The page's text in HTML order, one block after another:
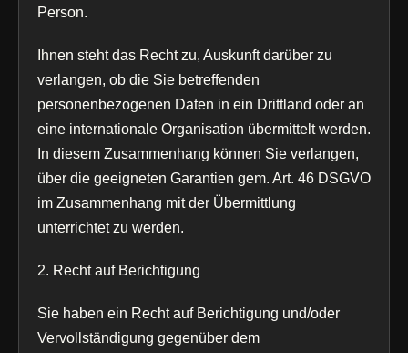
Person.
Ihnen steht das Recht zu, Auskunft darüber zu
verlangen, ob die Sie betreffenden
personenbezogenen Daten in ein Drittland oder an
eine internationale Organisation übermittelt werden.
In diesem Zusammenhang können Sie verlangen,
über die geeigneten Garantien gem. Art. 46 DSGVO
im Zusammenhang mit der Übermittlung
unterrichtet zu werden.
2. Recht auf Berichtigung
Sie haben ein Recht auf Berichtigung und/oder
Vervollständigung gegenüber dem